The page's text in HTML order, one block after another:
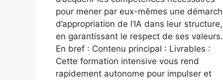
pour mener par eux-mêmes une
d’appropriation de l’IA dans leur structure,
en garantissant le respect de ses valeurs.
En bref : Contenu principal : Livrables :
Cette formation intensive vous rend
rapidement autonome pour impulser et